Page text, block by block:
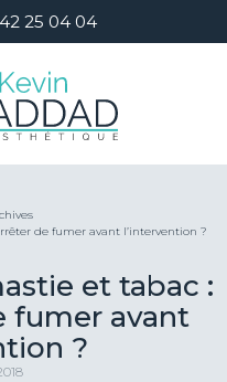
25 04 04
de fumer avant l’intervention ?
et tabac :
fumer avant
?